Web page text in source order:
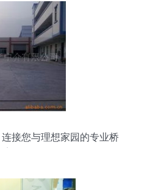
接您与理想家园的专业桥